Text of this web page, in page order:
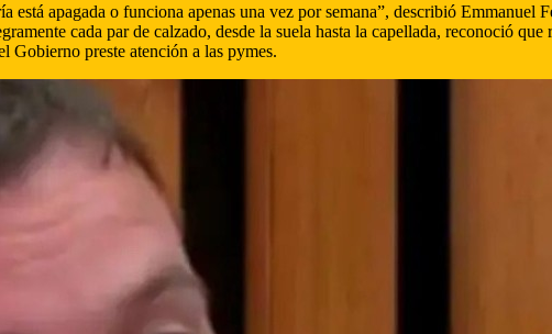
apagada o funciona apenas una vez por semana”, describió Emmanuel
cada par de calzado, desde la suela hasta la capellada, reconoció
Gobierno preste atención a las pymes.